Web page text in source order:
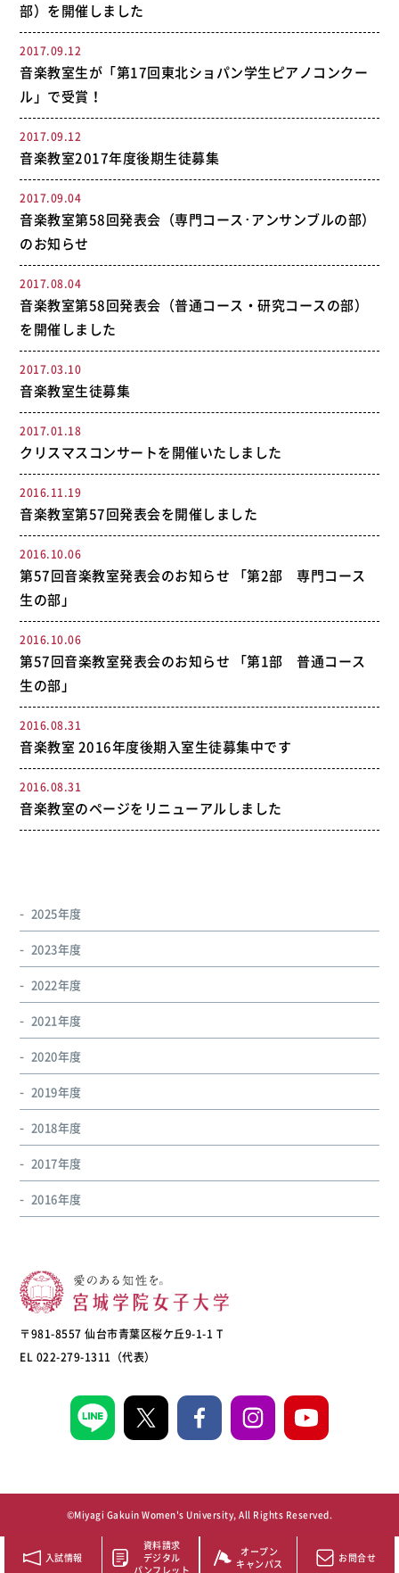
部）を開催しました
2017.09.12
音楽教室生が「第17回東北ショパン学生ピアノコンクー
ル」で受賞！
2017.09.12
音楽教室2017年度後期生徒募集
2017.09.04
音楽教室第58回発表会（専門コース･アンサンブルの部）
のお知らせ
2017.08.04
音楽教室第58回発表会（普通コース・研究コースの部）
を開催しました
2017.03.10
音楽教室生徒募集
2017.01.18
クリスマスコンサートを開催いたしました
2016.11.19
音楽教室第57回発表会を開催しました
2016.10.06
第57回音楽教室発表会のお知らせ 「第2部 専門コース
生の部」
2016.10.06
第57回音楽教室発表会のお知らせ 「第1部 普通コース
生の部」
2016.08.31
音楽教室 2016年度後期入室生徒募集中です
2016.08.31
音楽教室のページをリニューアルしました
2025年度
2023年度
2022年度
2021年度
2020年度
2019年度
2018年度
2017年度
2016年度
〒981-8557 仙台市青葉区桜ケ丘9-1-1 T
EL 022-279-1311（代表）
©Miyagi Gakuin Women's University, All Rights Reserved.
入試情報
資料請求
デジタル
パンフレット
オープン
キャンパス
お問合せ